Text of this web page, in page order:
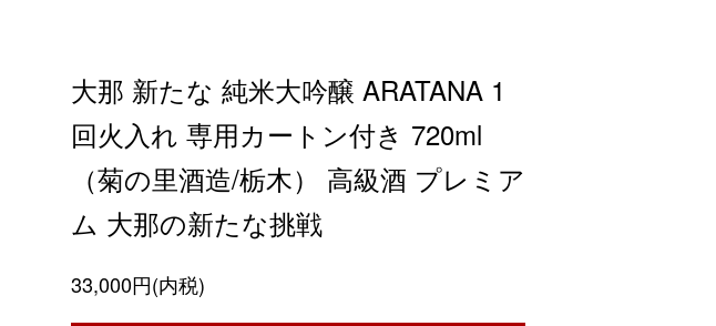
大那 新たな 純米大吟醸 ARATANA 1
回火入れ 専用カートン付き 720ml
（菊の里酒造/栃木） 高級酒 プレミア
ム 大那の新たな挑戦
33,000円(内税)